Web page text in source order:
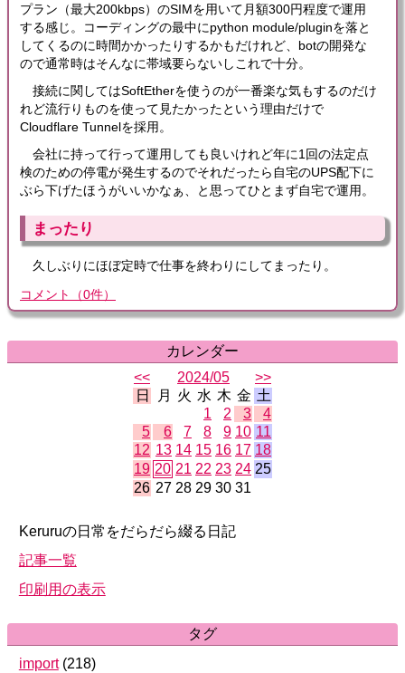
プラン（最大200kbps）のSIMを用いて月額300円程度で運用
する感じ。コーディングの最中にpython module/pluginを落と
してくるのに時間かかったりするかもだけれど、botの開発な
ので通常時はそんなに帯域要らないしこれで十分。
接続に関してはSoftEtherを使うのが一番楽な気もするのだけ
れど流行りものを使って見たかったという理由だけで
Cloudflare Tunnelを採用。
会社に持って行って運用しても良いけれど年に1回の法定点
検のための停電が発生するのでそれだったら自宅のUPS配下に
ぶら下げたほうがいいかなぁ、と思ってひとまず自宅で運用。
まったり
久しぶりにほぼ定時で仕事を終わりにしてまったり。
コメント （0件）
カレンダー
<<
2024/05
>>
日
月 火 水 木 金 土
1
2 3
4
5
6 7 8 9 10 11
12 13 14 15 16 17 18
19 20 21 22 23 24 25
26 27 28 29 30 31
Keruruの日常をだらだら綴る日記
記事一覧
印刷用の表示
タグ
import (218)